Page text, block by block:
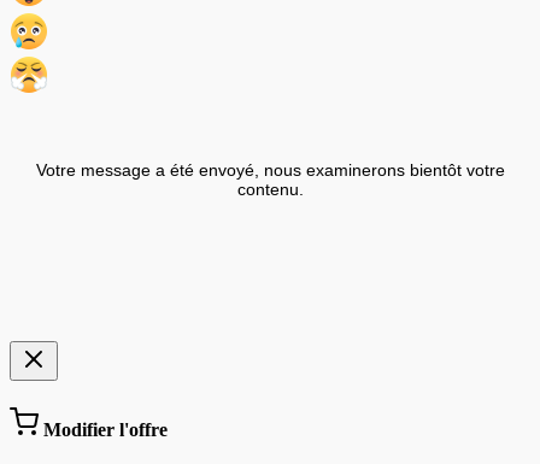
Votre message a été envoyé, nous examinerons bientôt votre
contenu.
Modifier l'offre